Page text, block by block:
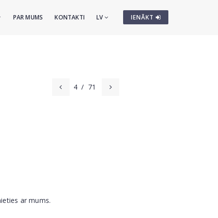
IENĀKT
PAR MUMS KONTAKTI LV
4 / 71
ar mums.